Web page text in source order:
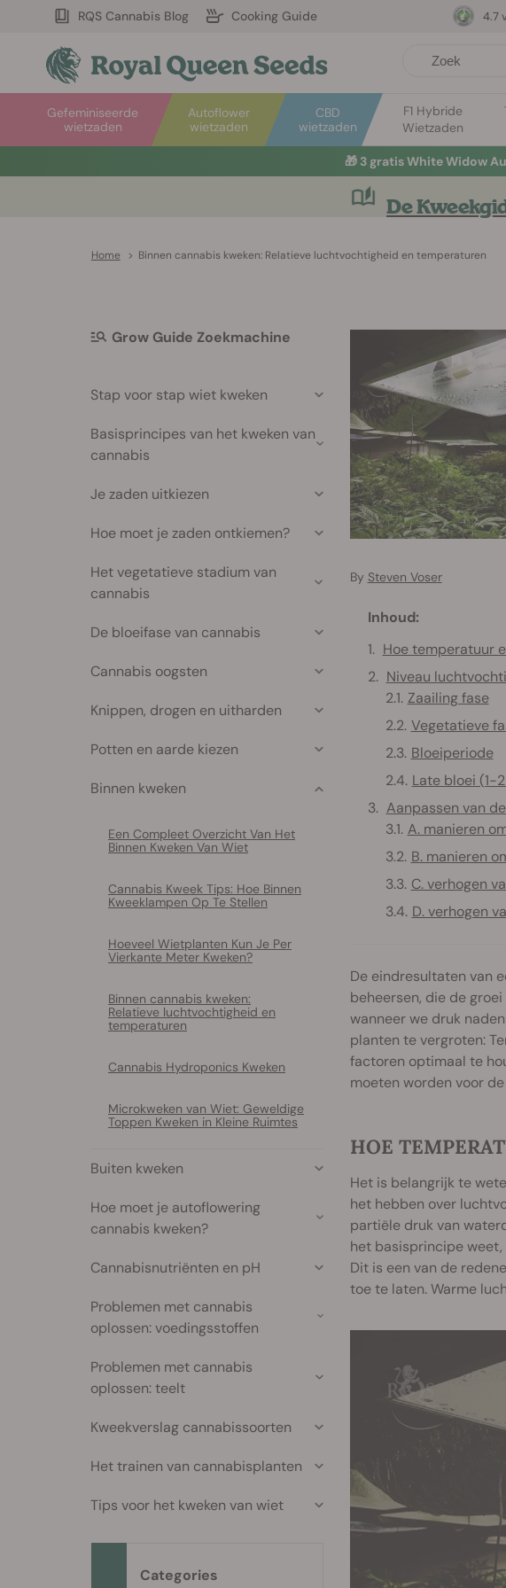
RQS Cannabis Blog Cooking Guide
Autoflower
wietzaden
Gefeminiseerde
wietzaden
CBD
wietzaden
F1 Hybride
Wietzaden
4.7
🎁 3 gratis White Widow
De
Home > Binnen cannabis kweken: Relatieve luchtvochtigheid en temperaturen
By Steven Voser
Inhoud:
Hoe temperatuur
Niveau
Zaailing fase
Vegetatieve
Bloeiperiode
Late bloei (1-
Aanpassen van
A. manieren
B. manieren
C. verhogen
D. verhogen
De eindresultaten van
beheersen, die de
wanneer we druk
planten te vergroten:
factoren optimaal te
moeten worden voor
HOE
Het is belangrijk te
het hebben over
partiële druk van
het basisprincipe
Dit is een van de
toe te laten. Warme
Grow Guide Zoekmachine
Stap voor stap wiet kweken
Basisprincipes van het kweken van
cannabis
Je zaden uitkiezen
Hoe moet je zaden ontkiemen?
Het vegetatieve stadium van
cannabis
De bloeifase van cannabis
Cannabis oogsten
Knippen, drogen en uitharden
Potten en aarde kiezen
Binnen kweken
Een Compleet Overzicht Van Het
Binnen Kweken Van Wiet
Cannabis Kweek Tips: Hoe Binnen
Kweeklampen Op Te Stellen
Hoeveel Wietplanten Kun Je Per
Vierkante Meter Kweken?
Binnen cannabis kweken:
Relatieve luchtvochtigheid en
temperaturen
Cannabis Hydroponics Kweken
Microkweken van Wiet: Geweldige
Toppen Kweken in Kleine Ruimtes
Buiten kweken
Hoe moet je autoflowering
cannabis kweken?
Cannabisnutriënten en pH
Problemen met cannabis
oplossen: voedingsstoffen
Problemen met cannabis
oplossen: teelt
Kweekverslag cannabissoorten
Het trainen van cannabisplanten
Tips voor het kweken van wiet
Categories